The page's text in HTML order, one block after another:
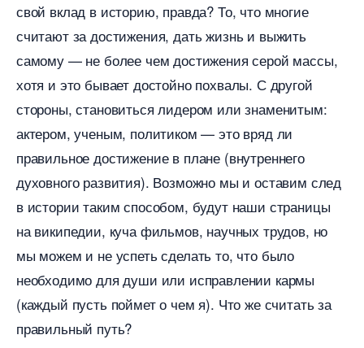
свой вклад в историю, правда? То, что многие
считают за достижения, дать жизнь и выжить
самому — не более чем достижения серой массы,
хотя и это бывает достойно похвалы. С другой
стороны, становиться лидером или знаменитым:
актером, ученым, политиком — это вряд ли
правильное достижение в плане (внутреннего
духовного развития). Возможно мы и оставим след
истории таким способом, будут наши страницы
на википедии, куча фильмов, научных трудов, но
мы можем и не успеть сделать то, что было
необходимо для души или исправлении кармы
(каждый пусть поймет о чем я). Что же считать за
правильный путь?